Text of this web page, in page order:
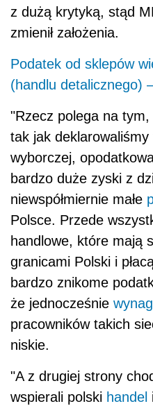
z dużą krytyką, stąd
zmienił założenia.
Podatek od sklepów
(handlu detalicznego)
"Rzecz polega na
tak jak
wyborczej,
bardzo duże zyski z
niewspółmiernie małe
Polsce. Przede
handlowe, które mają
granicami Polski i
bardzo znikome
że jednocześnie
pracowników takich
niskie.
"A z drugiej strony
wspierali polski handel